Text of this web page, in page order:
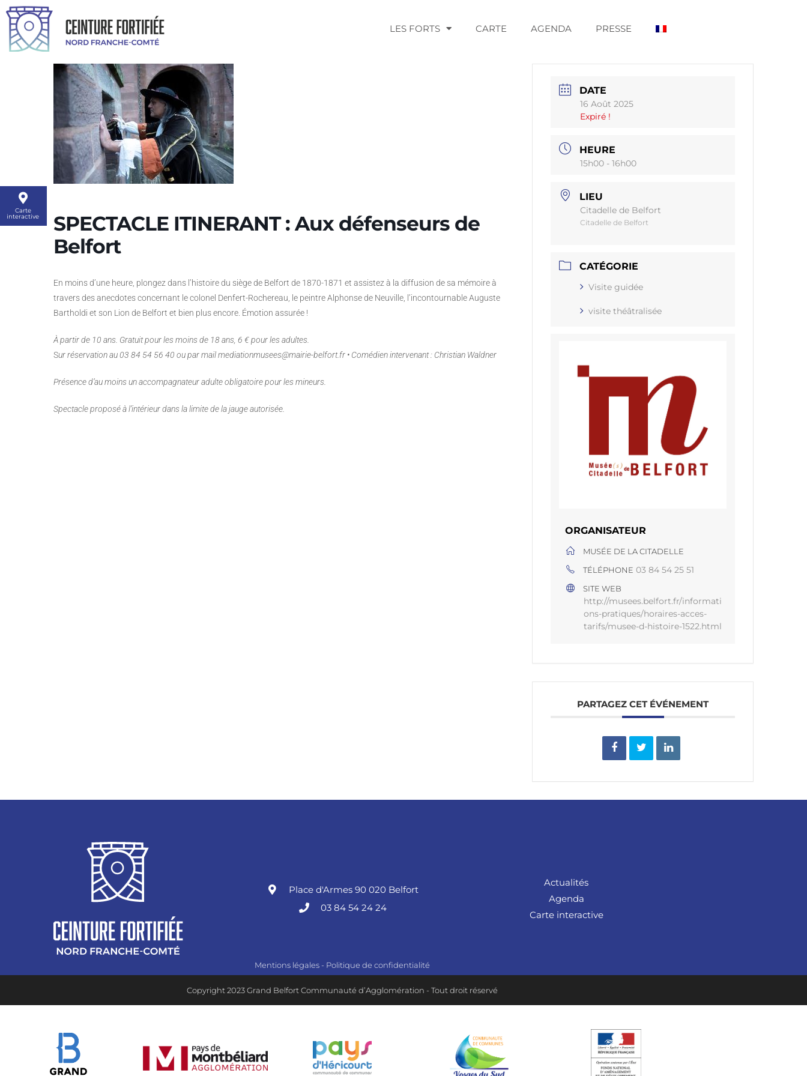
LES FORTS CARTE AGENDA PRESSE
Carte
interactive
SPECTACLE ITINERANT : Aux défenseurs de
Belfort
En moins d’une heure, plongez dans l’histoire du siège de Belfort de 1870-1871 et assistez à la diffusion de sa mémoire à
travers des anecdotes concernant le colonel Denfert-Rochereau, le peintre Alphonse de Neuville, l’incontournable Auguste
Bartholdi et son Lion de Belfort et bien plus encore. Émotion assurée !
À partir de 10 ans. Gratuit pour les moins de 18 ans, 6 € pour les adultes.
Sur réservation au 03 84 54 56 40 ou par mail mediationmusees@mairie-belfort.fr • Comédien intervenant : Christian Waldner
Présence d’au moins un accompagnateur adulte obligatoire pour les mineurs.
Spectacle proposé à l’intérieur dans la limite de la jauge autorisée.
DATE
16 Août 2025
Expiré !
HEURE
15h00 - 16h00
LIEU
Citadelle de Belfort
Citadelle de Belfort
CATÉGORIE
Visite guidée
visite théâtralisée
ORGANISATEUR
MUSÉE DE LA CITADELLE
TÉLÉPHONE 03 84 54 25 51
SITE WEB
http://musees.belfort.fr/informati
ons-pratiques/horaires-acces-
tarifs/musee-d-histoire-1522.html
PARTAGEZ CET ÉVÉNEMENT
Place d'Armes 90 020 Belfort
03 84 54 24 24
Actualités
Agenda
Carte interactive
Mentions légales - Politique de confidentialité
Copyright 2023 Grand Belfort Communauté d’Agglomération - Tout droit réservé